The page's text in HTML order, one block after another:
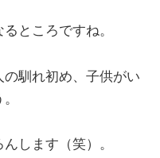
ところですね。
馴れ初め、子供がい
します（笑）。